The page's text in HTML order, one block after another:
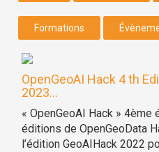
Formations
OpenGeoAI Hack 4 th
2023...
« OpenGeoAI Hack »
éditions de OpenGeoData
l’édition GeoAIHack 2022